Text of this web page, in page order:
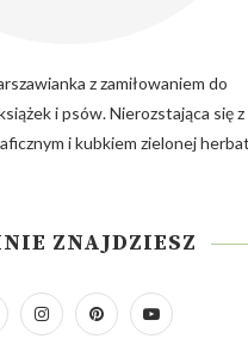
z zamiłowaniem do
i psów. Nierozstająca się z
i kubkiem zielonej
ZNAJDZIESZ